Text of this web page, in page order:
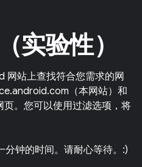
实验性）
网站上查找符合您需求的网
（本网站）和
。您可以使用过滤选项，将
分钟的时间。请耐心等待。:)